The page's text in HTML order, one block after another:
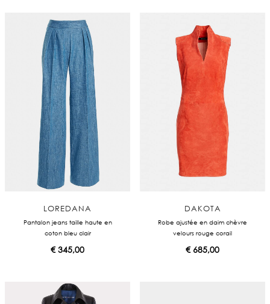
LOREDANA
Pantalon jeans taille haute en
coton bleu clair
€345,00
DAKOTA
Robe ajustée en daim chèvre
velours rouge corail
€685,00